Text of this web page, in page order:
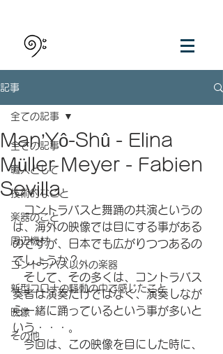
記事
全ての記事
職人として
技術的なこと
楽器のこと
周辺機材
コントラバス以外の楽器
新型コロナの騒動の中で感じたこと
映像
その他
全ての記事
Man’Yô-Shû - Elina
Müller Meyer - Fabien
Sevilla
コントラバスと舞踊の共演というの
は、海外の映像では目にする事がある
のですが、日本でも広がりつつあるの
でしょうか？
そして、その多くは、コントラバス
奏者は演奏だけではなく、演奏しなが
ら一緒に踊っているという事が多いと
いう・・・。
今回は、この映像を目にした時に、